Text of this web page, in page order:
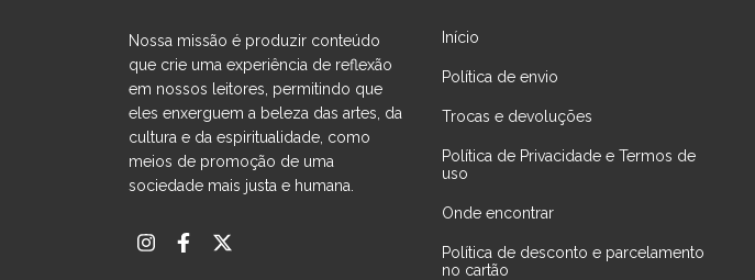
Nossa missão é produzir conteúdo
que crie uma experiência de reflexão
em nossos leitores, permitindo que
eles enxerguem a beleza das artes, da
cultura e da espiritualidade, como
meios de promoção de uma
sociedade mais justa e humana.
Início
Política de envio
Trocas e devoluções
Política de Privacidade e Termos de
uso
Onde encontrar
Política de desconto e parcelamento
no cartão